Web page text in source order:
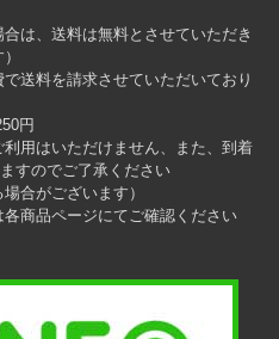
は、送料は無料とさせていただき
送料を請求させていただいており
円
用はいただけません、また、到着
すのでご了承ください
合がございます）
商品ページにてご確認ください